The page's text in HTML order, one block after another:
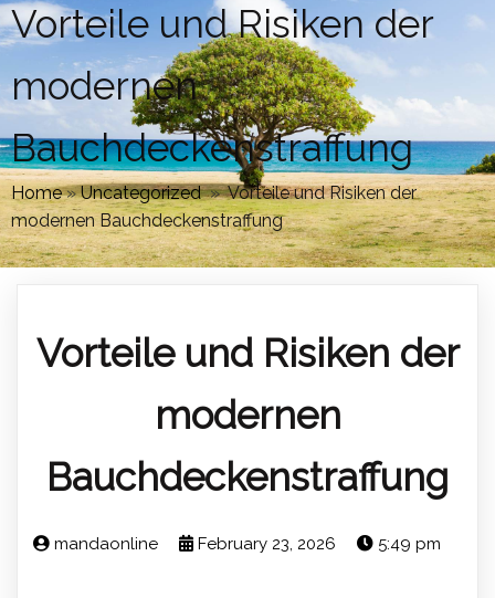
Vorteile und Risiken der
modernen
Bauchdeckenstraffung
Home»Uncategorized »Vorteile und Risiken der
modernen Bauchdeckenstraffung
Vorteile und Risiken der
modernen
Bauchdeckenstraffung
mandaonline February 23, 2026 5:49 pm